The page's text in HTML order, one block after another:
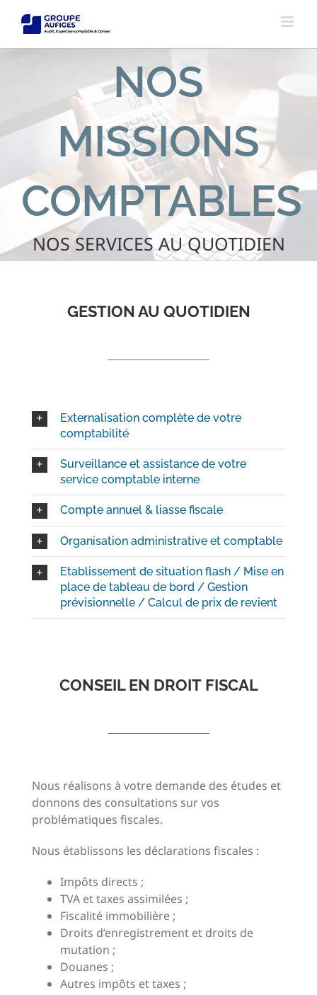
NOS
MISSIONS
COMPTABLES
NOS SERVICES AU QUOTIDIEN
GESTION AU QUOTIDIEN
Externalisation complète de votre
comptabilité
Surveillance et assistance de votre
service comptable interne
Compte annuel & liasse fiscale
Organisation administrative et comptable
Etablissement de situation flash / Mise en
place de tableau de bord / Gestion
prévisionnelle / Calcul de prix de revient
CONSEIL EN DROIT FISCAL
Nous réalisons à votre demande des études et
donnons des consultations sur vos
problématiques fiscales.
Nous établissons les déclarations fiscales :
Impôts directs ;
TVA et taxes assimilées ;
Fiscalité immobilière ;
Droits d’enregistrement et droits de
mutation ;
Douanes ;
Autres impôts et taxes ;